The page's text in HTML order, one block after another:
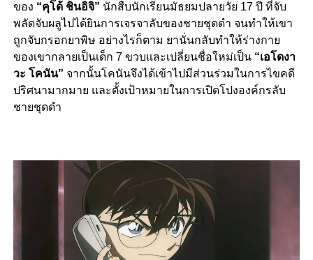
ของ “คุโด้ ชินอิจิ” นักสืบนักเรียนมัธยมปลายวัย 17 ปี ที่จับ
พลัดจับผลูไปได้ยินการเจรจาลับของชายชุดดำ จนทำให้เขา
ถูกจับกรอกยาพิษ อย่างไรก็ตาม ยานั่นกลับทำให้ร่างกาย
ของเขากลายเป็นเด็ก 7 ขวบและเปลี่ยนชื่อใหม่เป็น “เอโดงา
วะ โคนัน” จากนั้นโคนันจึงได้เข้าไปมีส่วนร่วมในการไขคดี
ปริศนามากมาย และตั้งเป้าหมายในการเปิดโปงองค์กรลับ
ชายชุดดำ